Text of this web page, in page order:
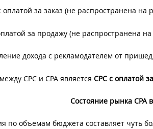
оплатой за заказ (не распространена на
за продажу (не распространена
дохода с рекламодателем от
CPC и CPA является CPC с оплатой за
Состояние рынка CPA
по объемам бюджета составляет чуть